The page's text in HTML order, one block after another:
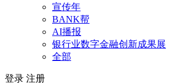
宣传年
BANK帮
AI播报
银行业数字金融创新成果展
全部
登录 注册